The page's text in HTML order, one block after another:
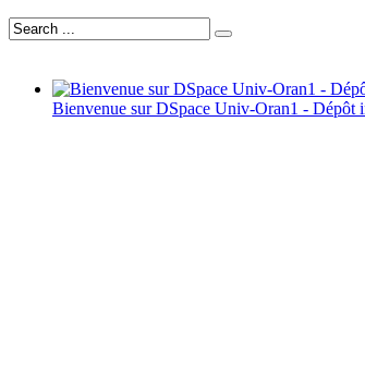
Bienvenue sur DSpace Univ-Oran1 -